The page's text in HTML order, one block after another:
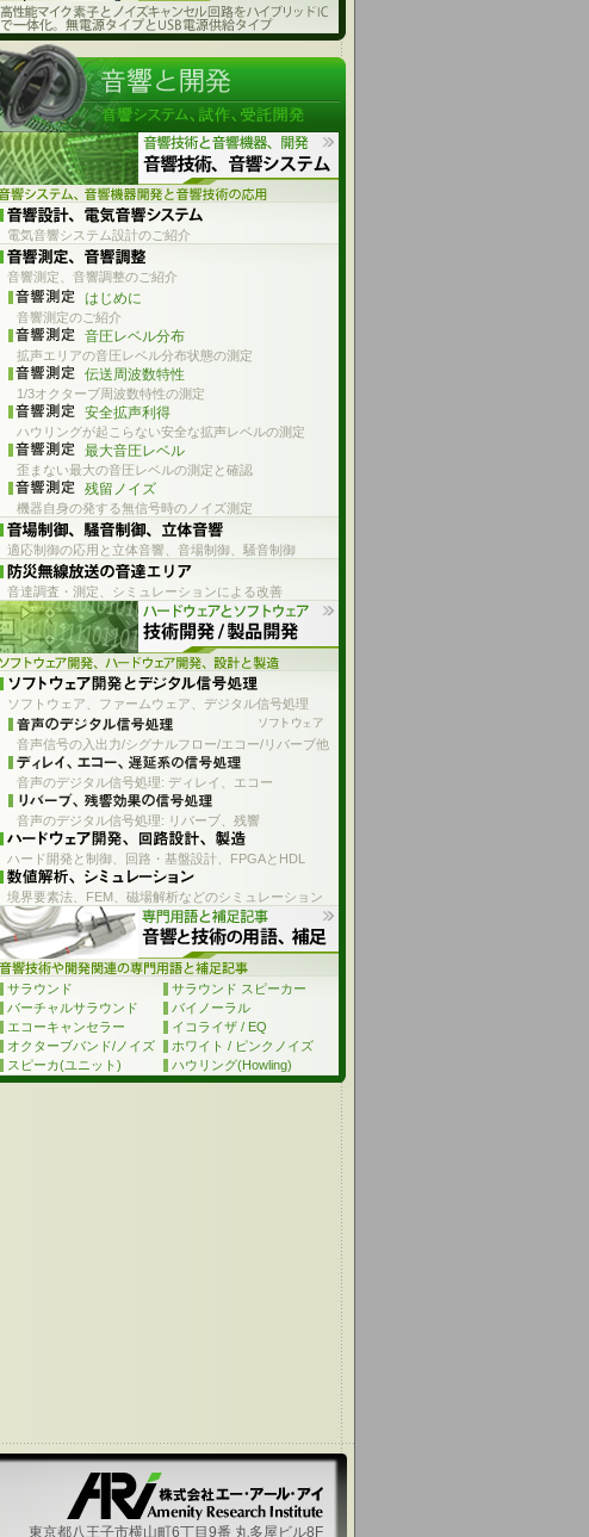
電気音響システム設計のご紹介
音響測定、音響調整のご紹介
はじめに
音響測定のご紹介
音圧レベル分布
拡声エリアの音圧レベル分布状態の測定
伝送周波数特性
1/3オクターブ周波数特性の測定
安全拡声利得
ハウリングが起こらない安全な拡声レベルの測定
最大音圧レベル
歪まない最大の音圧レベルの測定と確認
残留ノイズ
機器自身の発する無信号時のノイズ測定
適応制御の応用と立体音響、音場制御、騒音制御
音達調査・測定、シミュレーションによる改善
ソフトウェア、ファームウェア、デジタル信号処理
音声信号の入出力/シグナルフロー/エコー/リバーブ他
音声のデジタル信号処理: ディレイ、エコー
音声のデジタル信号処理: リバーブ、残響
ハード開発と制御、回路・基盤設計、FPGAとHDL
境界要素法、FEM、磁場解析などのシミュレーション
サラウンド
サラウンド スピーカー
バーチャルサラウンド
バイノーラル
エコーキャンセラー
イコライザ / EQ
オクターブバンド/ノイズ
ホワイト / ピンクノイズ
スピーカ(ユニット)
ハウリング(Howling)
東京都八王子市横山町6丁目9番 丸多屋ビル8F